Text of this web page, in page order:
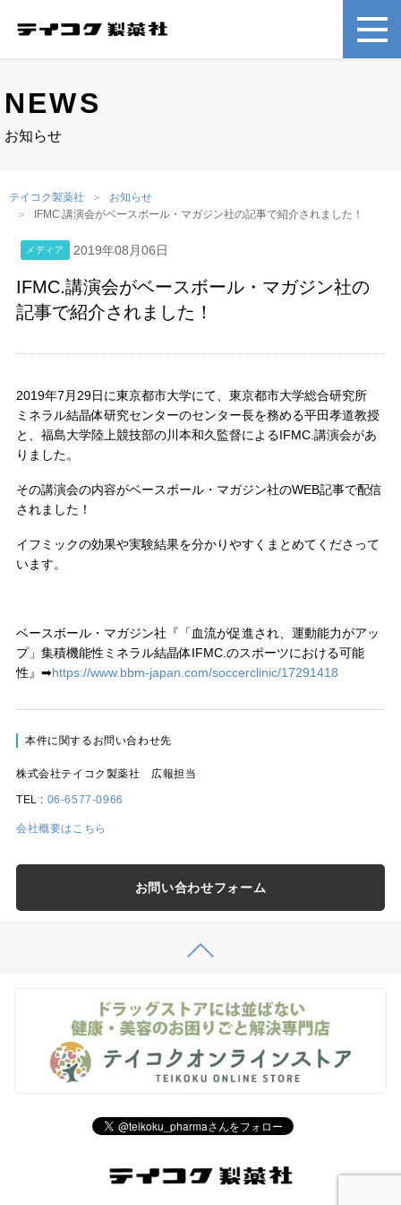
NEWS
お知らせ
テイコク製薬社
お知らせ
IFMC.講演会がベースボール・マガジン社の記事で紹介されました！
メディア 2019年08月06日
IFMC.講演会がベースボール・マガジン社の
記事で紹介されました！
2019年7月29日に東京都市大学にて、東京都市大学総合研究所
ミネラル結晶体研究センターのセンター長を務める平田孝道教授
と、福島大学陸上競技部の川本和久監督によるIFMC.講演会があ
りました。
その講演会の内容がベースボール・マガジン社のWEB記事で配信
されました！
イフミックの効果や実験結果を分かりやすくまとめてくださって
います。
ベースボール・マガジン社『「血流が促進され、運動能力がアッ
プ」集積機能性ミネラル結晶体IFMC.のスポーツにおける可能
性』➡https://www.bbm-japan.com/soccerclinic/17291418
本件に関するお問い合わせ先
株式会社テイコク製薬社 広報担当
TEL : 06-6577-0966
会社概要はこちら
お問い合わせフォーム